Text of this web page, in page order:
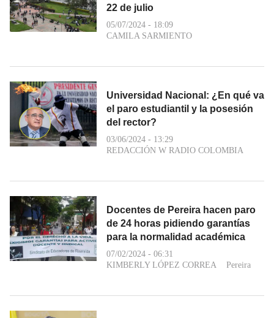
22 de julio
05/07/2024 - 18:09
CAMILA SARMIENTO
Universidad Nacional: ¿En qué va
el paro estudiantil y la posesión
del rector?
03/06/2024 - 13:29
REDACCIÓN W RADIO COLOMBIA
Docentes de Pereira hacen paro
de 24 horas pidiendo garantías
para la normalidad académica
07/02/2024 - 06:31
KIMBERLY LÓPEZ CORREA
Pereira